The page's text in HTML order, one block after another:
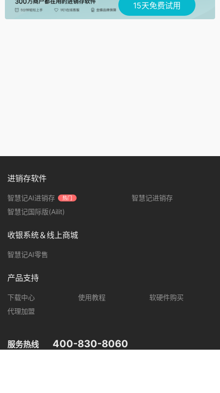
15天免费试用
服务热线 400-830-8060
进销存软件
智慧记AI进销存 热门
智慧记进销存
智慧记国际版(Ailit)
收银系统＆线上商城
智慧记AI零售
产品支持
下载中心 使用教程
软硬件购买
代理加盟